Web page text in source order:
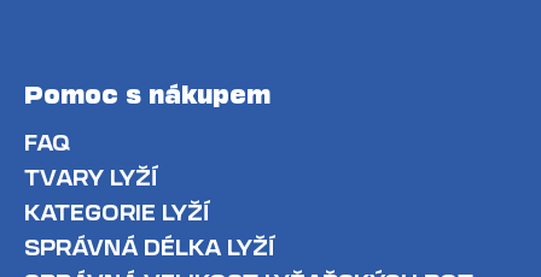
Pomoc s nákupem
FAQ
TVARY LYŽÍ
KATEGORIE LYŽÍ
SPRÁVNÁ DÉLKA LYŽÍ